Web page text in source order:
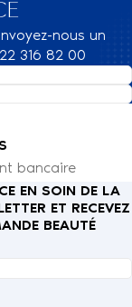
nous un
316 82 00
bancaire
EN SOIN DE LA
ET RECEVEZ
BEAUTÉ